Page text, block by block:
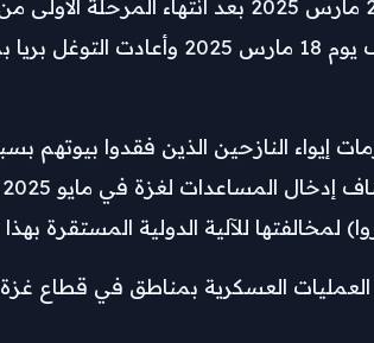
وكانت قوات الاحتلال الإسرائيلي قد أغلقت المنافذ التي تربط قطاع غزة
وعدم التوصل لاتفاق لتثبيت وقف إطلاق النار،
إيواء النازحين الذين فقدوا
للآلية الدولية المستقرة بهذا
(هدنة مؤقتة) لمدة 10 ساعات (الأحد 27 يوليو 2025) وعلق العمليات